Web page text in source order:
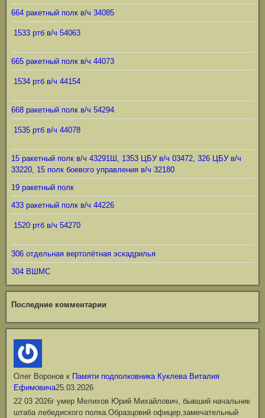
664 ракетный полк в/ч 34085
1533 ртб в/ч 54063
665 ракетный полк в/ч 44073
1534 ртб в/ч 44154
668 ракетный полк в/ч 54294
1535 ртб в/ч 44078
15 ракетный полк в/ч 43291Ш, 1353 ЦБУ в/ч 03472, 326 ЦБУ в/ч
33220, 15 полк боевого управления в/ч 32180
19 ракетный полк
433 ракетный полк в/ч 44226
1520 ртб в/ч 54270
306 отдельная вертолётная эскадрилья
304 ВШМС
Последние комментарии
Олег Воронов к Памяти подполковника Куклева Виталия
Ефимовича25.03.2026
22 03 2026г умер Мелихов Юрий Михайлович, бывший начальник
штаба лебедиского полка.Образцовий офицер,замечательный